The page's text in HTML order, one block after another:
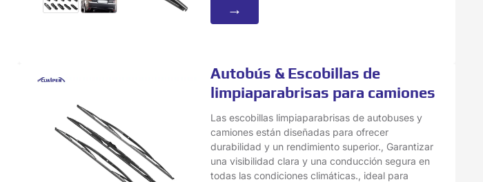
→
Autobús & Escobillas de
limpiaparabrisas para camiones
Las escobillas limpiaparabrisas de autobuses y
camiones están diseñadas para ofrecer
durabilidad y un rendimiento superior., Garantizar
una visibilidad clara y una conducción segura en
todas las condiciones climáticas., ideal para